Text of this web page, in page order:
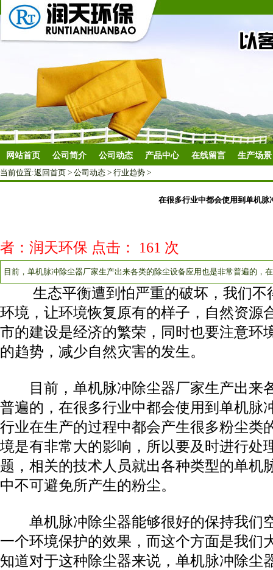
网站首页 公司简介 公司动态 产品中心 在线留言
生产场景
当前位置:返回首页 > 公司动态 > 行业趋势 >
在很多行业中都会使用到单机脉
者：润天环保 点击： 161 次
目前，单机脉冲除尘器厂家生产出来各类的除尘设备应用也是非常普遍的，
生态平衡遭到怕严重的破坏，我们不
环境，让环境恢复原有的样子，自然资源
市的建设是经济的繁荣，同时也要注意环
的趋势，减少自然灾害的发生。
目前， 单机脉冲除尘器厂家生产出来
普遍的，在很多行业中都会使用到单机脉
行业在生产的过程中都会产生很多粉尘类
境是有非常大的影响，所以要及时进行处
题，相关的技术人员就出各种类型的单机
中不可避免所产生的粉尘。
单机脉冲除尘器能够很好的保持我们
一个环境保护的效果，而这个方面是我们
知道对于这种除尘器来说，单机脉冲除尘